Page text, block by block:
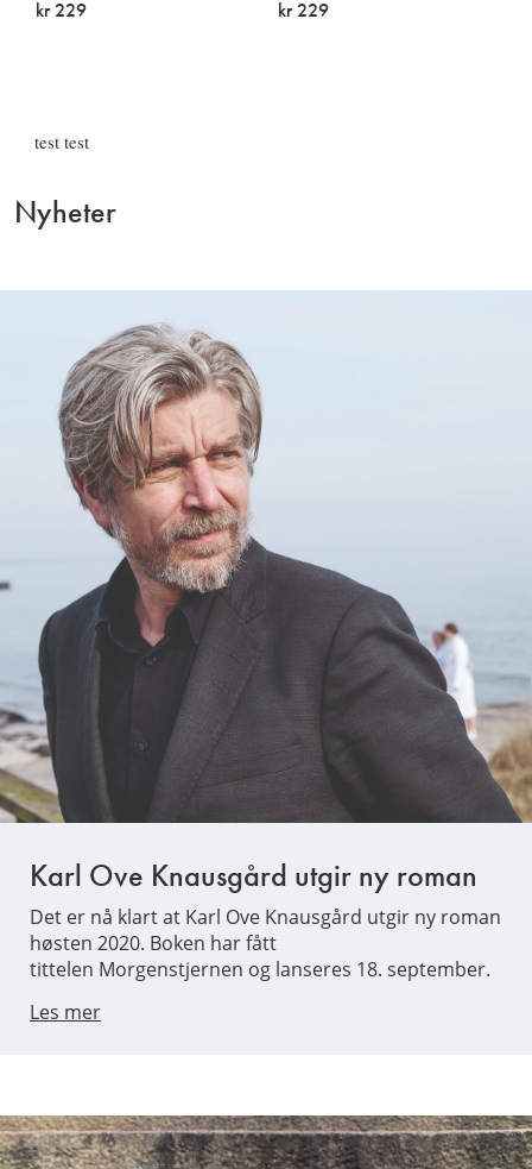
kr 229 kr 229
test test
Nyheter
Karl Ove Knausgård utgir ny roman
Det er nå klart at Karl Ove Knausgård utgir ny roman
høsten 2020. Boken har fått
tittelen Morgenstjernen og lanseres 18. september.
Les mer